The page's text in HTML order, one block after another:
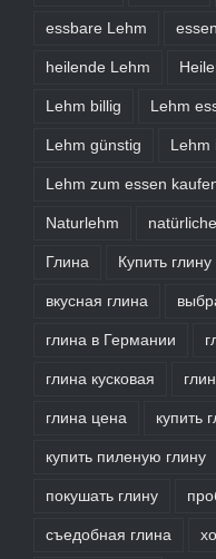
essbare Lehm
heilende Lehm
Lehm billig Lehm
Lehm günstig
Lehm zum essen
Naturlehm
Глина Купить глину
вкусная глина
глина в Германии
глина кусковая
глина цена купить
купить пиленую глину
покушать глину
съедобная глина